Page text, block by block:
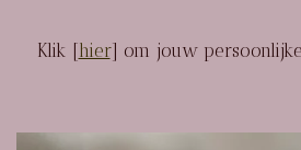
Klik [hier] om jouw